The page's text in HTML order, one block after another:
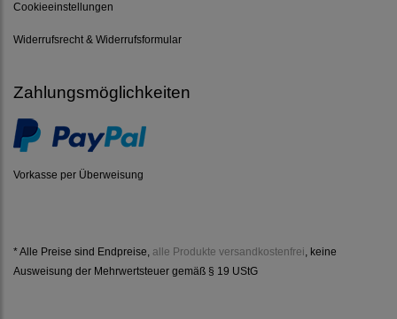
Cookieeinstellungen
Widerrufsrecht & Widerrufsformular
Zahlungsmöglichkeiten
Vorkasse per Überweisung
* Alle Preise sind Endpreise, alle Produkte versandkostenfrei , keine
Ausweisung der Mehrwertsteuer gemäß § 19 UStG